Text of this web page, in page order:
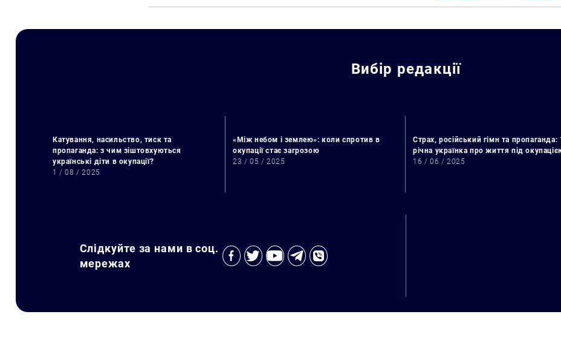
Вибір редакції
Катування, насильство, тиск та
пропаганда: з чим зіштовхуються
українські діти в окупації?
1 / 08 / 2025
«Між небом і землею»: коли спротив в
окупації стає загрозою
23 / 05 / 2025
Страх, російський гімн та пропаганда:
річна українка про життя під
16 / 06 / 2025
Слідкуйте за нами в соц.
мережах